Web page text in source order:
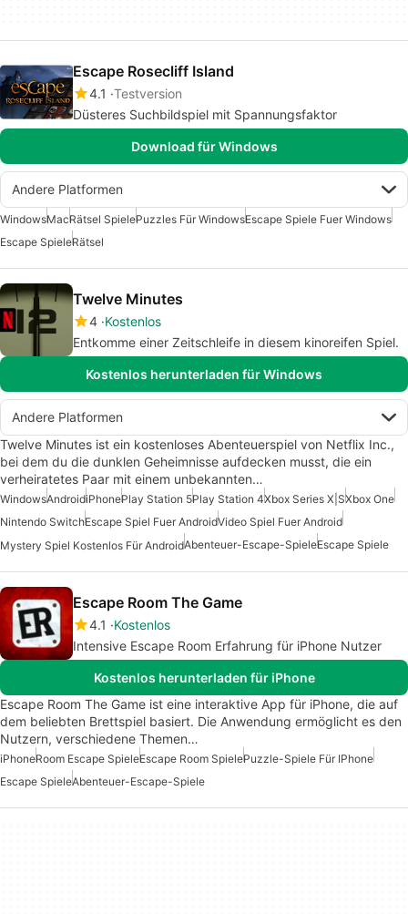
Escape Rosecliff Island
4.1 Testversion
Düsteres Suchbildspiel mit Spannungsfaktor
Download für Windows
Andere Platformen
WindowsMacRätsel SpielePuzzles Für WindowsEscape Spiele Fuer Windows
Escape SpieleRätsel
Twelve Minutes
4 Kostenlos
Entkomme einer Zeitschleife in diesem kinoreifen Spiel.
Kostenlos herunterladen für Windows
Andere Platformen
Twelve Minutes ist ein kostenloses Abenteuerspiel von Netflix Inc.,
bei dem du die dunklen Geheimnisse aufdecken musst, die ein
verheiratetes Paar mit einem unbekannten…
WindowsAndroidiPhonePlay Station 5Play Station 4Xbox Series X|SXbox One
Nintendo SwitchEscape Spiel Fuer AndroidVideo Spiel Fuer Android
Mystery Spiel Kostenlos Für AndroidAbenteuer-Escape-SpieleEscape Spiele
Escape Room The Game
4.1
Kostenlos
Intensive Escape Room Erfahrung für iPhone Nutzer
Kostenlos herunterladen für iPhone
Escape Room The Game ist eine interaktive App für iPhone, die auf
dem beliebten Brettspiel basiert. Die Anwendung ermöglicht es den
Nutzern, verschiedene Themen…
iPhoneRoom Escape SpieleEscape Room SpielePuzzle-Spiele Für IPhone
Escape SpieleAbenteuer-Escape-Spiele